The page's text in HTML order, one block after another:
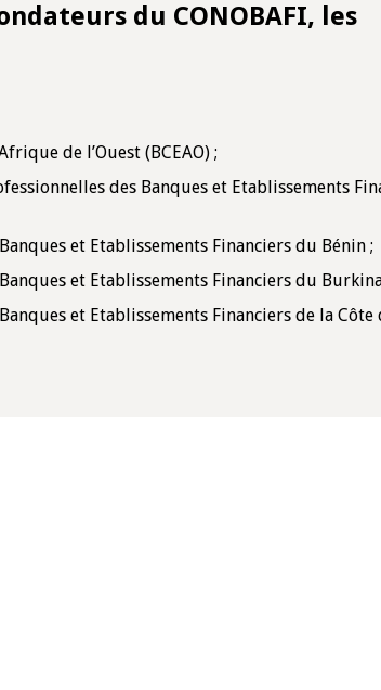
du CONOBAFI, les
de l’Ouest (BCEAO) ;
des Banques et Etablissements
et Etablissements Financiers du Bénin ;
et Etablissements Financiers du
et Etablissements Financiers de la Côte
du Gouverneur Jean-
lors de la cérémonie
Allocution
Politique
Monsieur Jean-